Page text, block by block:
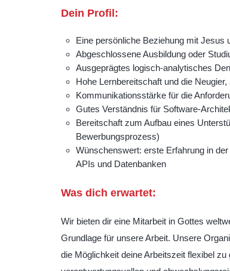
Dein Profil:
Eine persönliche Beziehung mit Jesus
Abgeschlossene Ausbildung oder
Ausgeprägtes logisch-analytisches
Hohe Lernbereitschaft und die
Kommunikationsstärke für die
Gutes Verständnis für Software-
Bereitschaft zum Aufbau eines
Bewerbungsprozess)
Wünschenswert: erste Erfahrung in
APIs und Datenbanken
Was dich erwartet:
Wir bieten dir eine Mitarbeit in Gottes
Grundlage für unsere Arbeit. Unsere
die Möglichkeit deine Arbeitszeit flexibel